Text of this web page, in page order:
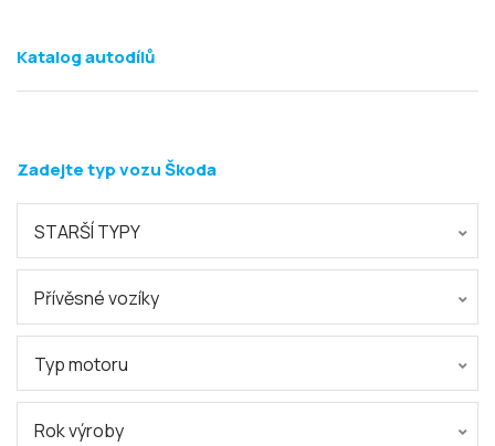
Zadejte typ vozu Škoda
STARŠÍ TYPY
Přívěsné vozíky
Typ motoru
Rok výroby
Katalog autodílů